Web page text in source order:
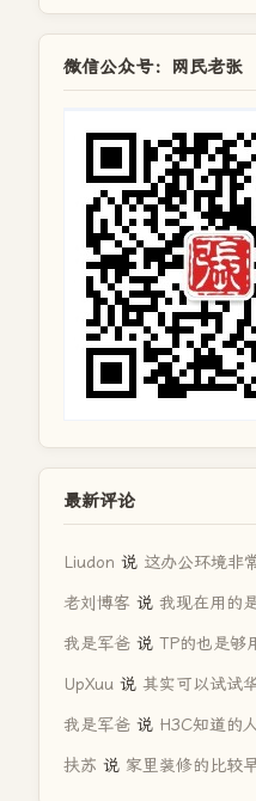
微信公众号：网民老张
最新评论
Liudon 说 这办公环境非
老刘博客 说 我现在用的
我是军爸 说 TP的也是够
UpXuu 说 其实可以试试
我是军爸 说 H3C知道的
扶苏 说 家里装修的比较